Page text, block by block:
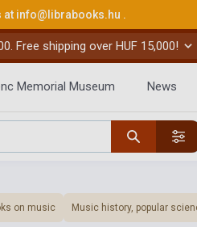
at info@librabooks.hu .
Free shipping over HUF 15,000!
Memorial Museum News
on music Music history, popular